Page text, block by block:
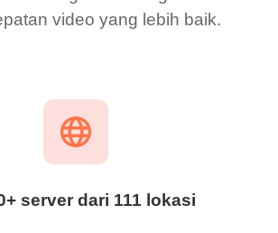
video yang lebih baik.
server dari 111 lokasi